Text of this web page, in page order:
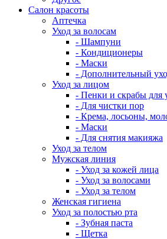
Салон красоты
Аптечка
Уход за волосам
- Шампуни
- Кондиционеры
- Маски
- Дополнительный
Уход за лицом
- Пенки и скрабы для
- Для чистки пор
- Крема, лосьоны,
- Маски
- Для снятия макияжа
Уход за телом
Мужская линия
- Уход за кожей лица
- Уход за волосами
- Уход за телом
Женская гигиена
Уход за полостью рта
- Зубная паста
- Щетка